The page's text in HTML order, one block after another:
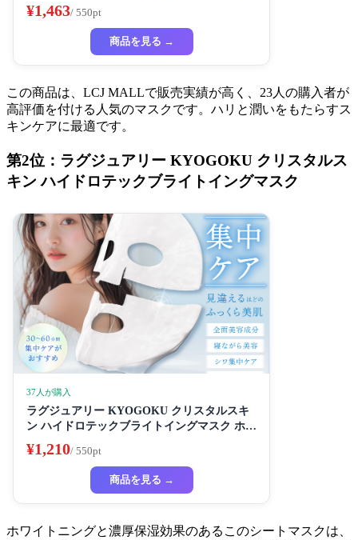
¥1,463/ 550pt
商品を見る →
この商品は、LCJ MALLで販売実績が高く、23人の購入者が
高評価を付ける人気のマスクです。ハリと潤いをもたらすス
キンケアに最適です。
第2位：ラグジュアリー KYOGOKU クリスタルス
キン ハイドロテックブライトイングマスク
37人が購入
ラグジュアリー KYOGOKU クリスタルスキ
ン ハイドロテックブライトイングマスク ホワ
イトニングマスク 超濃厚保湿 ホワイトニング
フェイスパック ビューティーサロン監修者 シ
ートマスク ハイドラ 美容液
¥1,210/ 550pt
商品を見る →
ホワイトニングと濃厚保湿効果のあるこのシートマスクは、